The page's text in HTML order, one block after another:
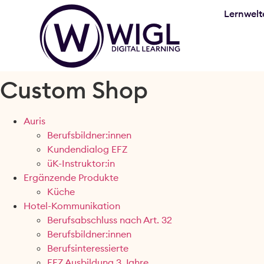
Custom Shop
Auris
Berufsbildner:innen
Kundendialog EFZ
üK-Instruktor:in
Ergänzende Produkte
Küche
Hotel-Kommunikation
Berufsabschluss nach Art. 32
Berufsbildner:innen
Berufsinteressierte